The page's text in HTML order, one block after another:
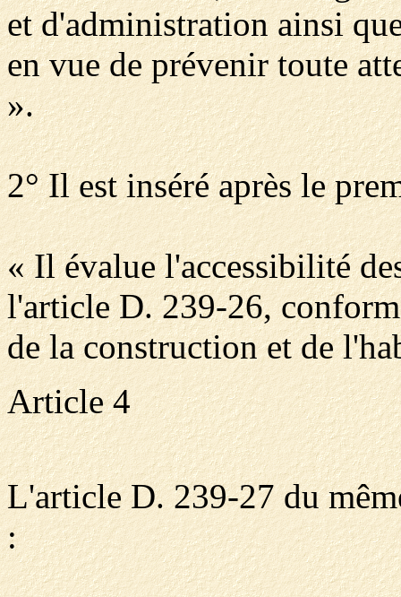
et d'administration ainsi
en vue de prévenir toute
».
2° Il est inséré après le
« Il évalue l'accessibilité
l'article D. 239-26,
de la construction et de
Article 4
L'article D. 239-27 du
: